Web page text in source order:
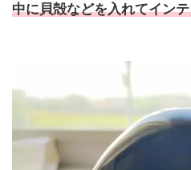
中に貝殻などを入れてイン